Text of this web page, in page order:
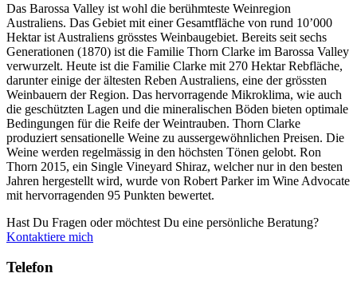
Das Barossa Valley ist wohl die berühmteste Weinregion
Australiens. Das Gebiet mit einer Gesamtfläche von rund 10’000
Hektar ist Australiens grösstes Weinbaugebiet. Bereits seit sechs
Generationen (1870) ist die Familie Thorn Clarke im Barossa Valley
verwurzelt. Heute ist die Familie Clarke mit 270 Hektar Rebfläche,
darunter einige der ältesten Reben Australiens, eine der grössten
Weinbauern der Region. Das hervorragende Mikroklima, wie auch
die geschützten Lagen und die mineralischen Böden bieten optimale
Bedingungen für die Reife der Weintrauben. Thorn Clarke
produziert sensationelle Weine zu aussergewöhnlichen Preisen. Die
Weine werden regelmässig in den höchsten Tönen gelobt. Ron
Thorn 2015, ein Single Vineyard Shiraz, welcher nur in den besten
Jahren hergestellt wird, wurde von Robert Parker im Wine Advocate
mit hervorragenden 95 Punkten bewertet.
Hast Du Fragen oder möchtest Du eine persönliche Beratung?
Kontaktiere mich
Telefon